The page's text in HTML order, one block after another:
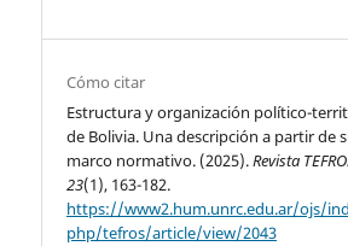
Cómo citar
Estructura y organización político-
de Bolivia. Una descripción a partir de
marco normativo. (2025).Revista
23(1), 163-182.
https://www2.hum.unrc.edu.ar/ojs/
php/tefros/article/view/2043